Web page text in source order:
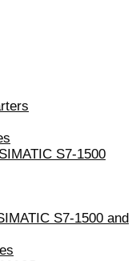
S7-1500
S7-1500 and